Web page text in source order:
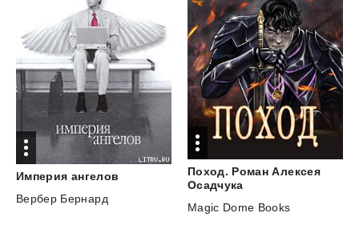
Империя ангелов
Вербер Бернард
Поход. Роман Алексея
Осадчука
Magic Dome Books